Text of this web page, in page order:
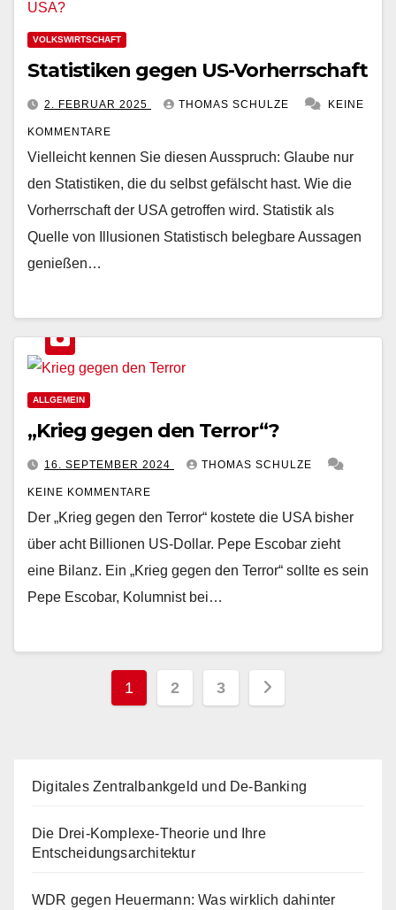
VOLKSWIRTSCHAFT
Statistiken gegen US-Vorherrschaft
2. FEBRUAR 2025 THOMAS SCHULZE KEINE
KOMMENTARE
Vielleicht kennen Sie diesen Ausspruch: Glaube nur
den Statistiken, die du selbst gefälscht hast. Wie die
Vorherrschaft der USA getroffen wird. Statistik als
Quelle von Illusionen Statistisch belegbare Aussagen
genießen…
ALLGEMEIN
„Krieg gegen den Terror“?
16. SEPTEMBER 2024 THOMAS SCHULZE
KEINE KOMMENTARE
Der „Krieg gegen den Terror“ kostete die USA bisher
über acht Billionen US-Dollar. Pepe Escobar zieht
eine Bilanz. Ein „Krieg gegen den Terror“ sollte es sein
Pepe Escobar, Kolumnist bei…
Seitennummerierung
1 2 3
Digitales Zentralbankgeld und De-Banking
Die Drei-Komplexe-Theorie und Ihre
Entscheidungsarchitektur
WDR gegen Heuermann: Was wirklich dahinter